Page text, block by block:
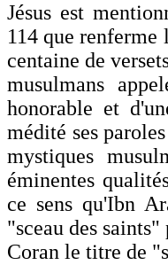
Jésus est
114 que
centaine de
musulmans
honorable et
médité ses
mystiques
éminentes
ce sens qu'Ibn
"sceau des
Coran le titre de